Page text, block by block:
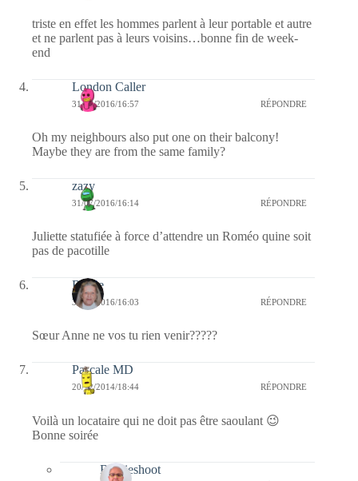
triste en effet les hommes parlent à leur portable et autre
et ne parlent pas à leurs voisins…bonne fin de week-
end
London Caller
31/07/2016/16:57 RÉPONDRE
Oh my neighbours also put one on their balcony!
Maybe they are from the same family?
zazy
31/07/2016/16:14 RÉPONDRE
Juliette statufiée à force d’attendre un Roméo quine soit
pas de pacotille
Renee
31/07/2016/16:03 RÉPONDRE
Sœur Anne ne vos tu rien venir?????
Pascale MD
20/12/2014/18:44 RÉPONDRE
Voilà un locataire qui ne doit pas être saoulant 😉
Bonne soirée
Bernieshoot